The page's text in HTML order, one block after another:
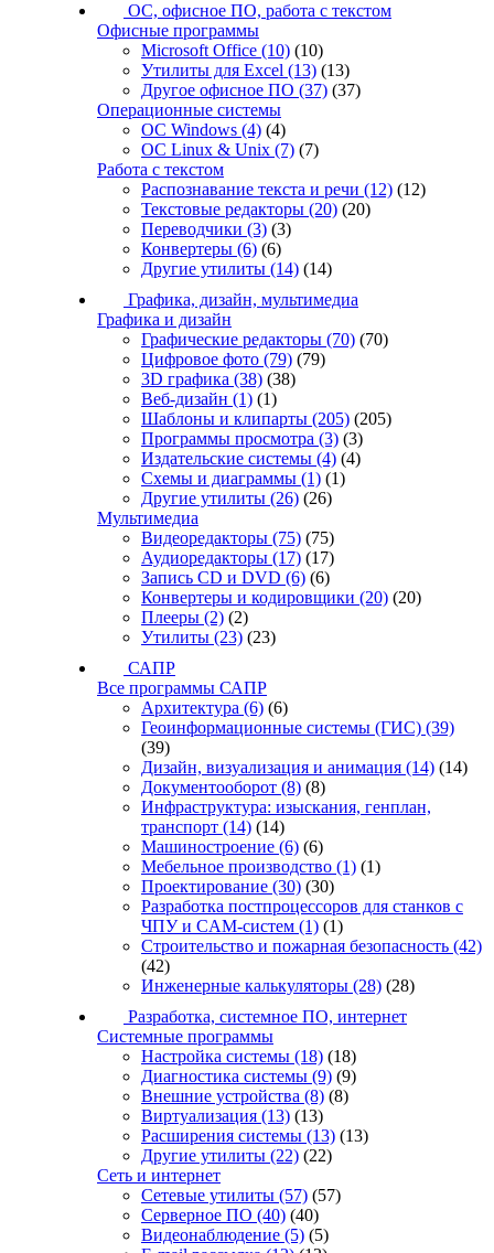
ОС, офисное ПО, работа с текстом
Офисные программы
Microsoft Office (10) (10)
Утилиты для Excel (13) (13)
Другое офисное ПО (37) (37)
Операционные системы
ОС Windows (4) (4)
ОС Linux & Unix (7) (7)
Работа с текстом
Распознавание текста и речи (12) (12)
Текстовые редакторы (20) (20)
Переводчики (3) (3)
Конвертеры (6) (6)
Другие утилиты (14) (14)
Графика, дизайн, мультимедиа
Графика и дизайн
Графические редакторы (70) (70)
Цифровое фото (79) (79)
3D графика (38) (38)
Веб-дизайн (1) (1)
Шаблоны и клипарты (205) (205)
Программы просмотра (3) (3)
Издательские системы (4) (4)
Схемы и диаграммы (1) (1)
Другие утилиты (26) (26)
Мультимедиа
Видеоредакторы (75) (75)
Аудиоредакторы (17) (17)
Запись CD и DVD (6) (6)
Конвертеры и кодировщики (20) (20)
Плееры (2) (2)
Утилиты (23) (23)
САПР
Все программы САПР
Архитектура (6) (6)
Геоинформационные системы (ГИС) (39)
(39)
Дизайн, визуализация и анимация (14) (14)
Документооборот (8) (8)
Инфраструктура: изыскания, генплан,
транспорт (14) (14)
Машиностроение (6) (6)
Мебельное производство (1) (1)
Проектирование (30) (30)
Разработка постпроцессоров для станков с
ЧПУ и CAM-систем (1) (1)
Строительство и пожарная безопасность (42)
(42)
Инженерные калькуляторы (28) (28)
Разработка, системное ПО, интернет
Системные программы
Настройка системы (18) (18)
Диагностика системы (9) (9)
Внешние устройства (8) (8)
Виртуализация (13) (13)
Расширения системы (13) (13)
Другие утилиты (22) (22)
Сеть и интернет
Сетевые утилиты (57) (57)
Серверное ПО (40) (40)
Видеонаблюдение (5) (5)